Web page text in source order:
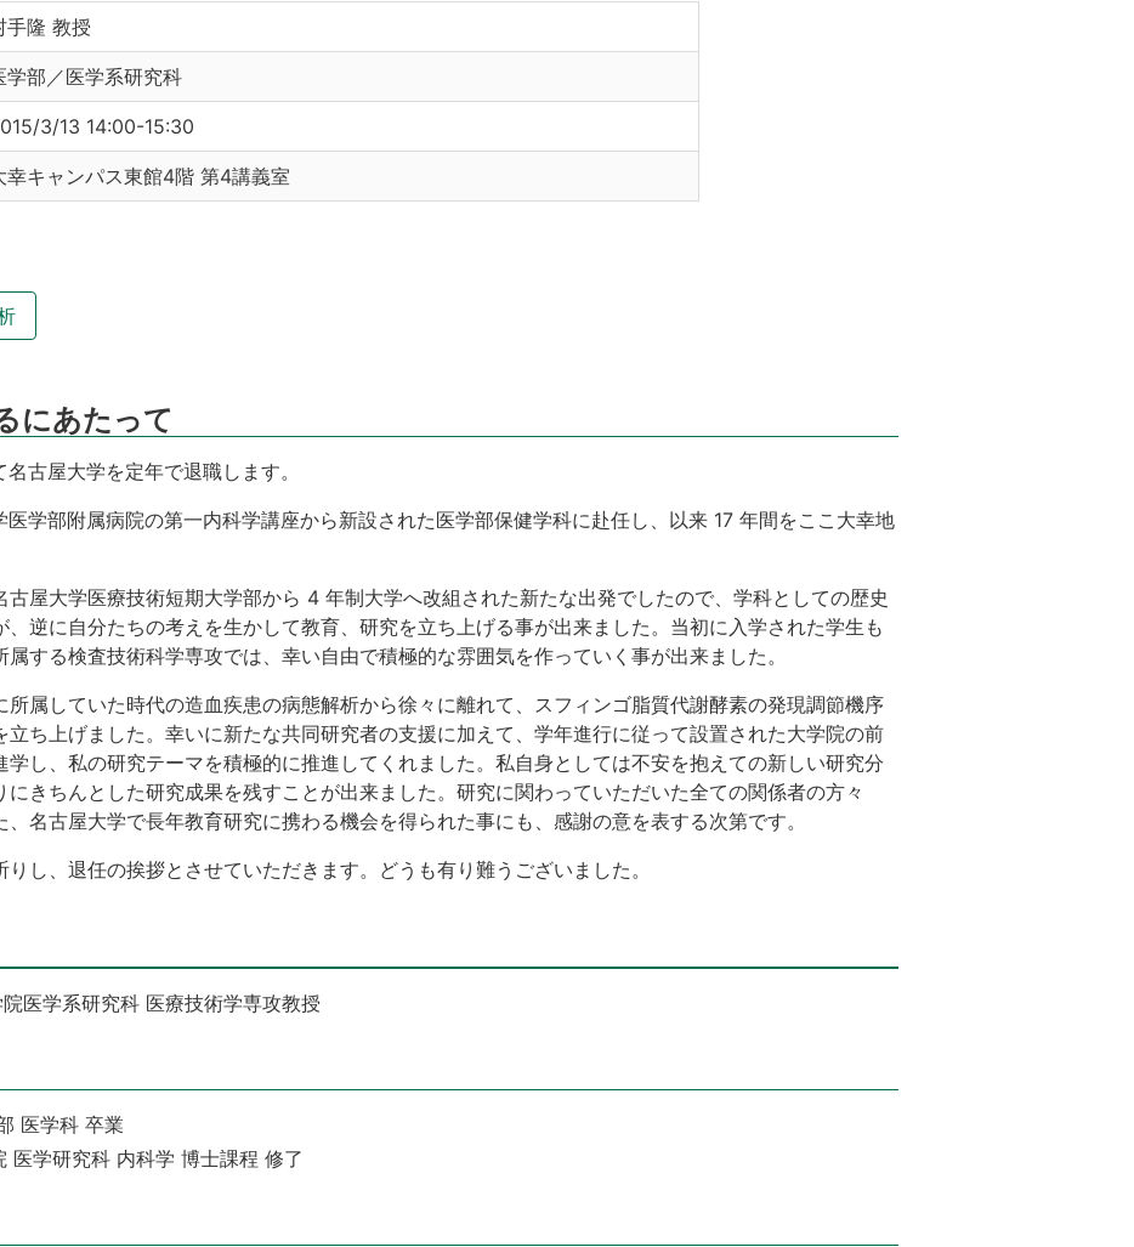
手隆 教授
学部／医学系研究科
3/13 14:00-15:30
幸キャンパス東館4階 第4講義室
にあたって
古屋大学を定年で退職します。
学部附属病院の第一内科学講座から新設された医学部保健学科に赴任し、以来 17 年間をここ大幸地
古屋大学医療技術短期大学部から 4 年制大学へ改組された新たな出発でしたので、学科としての歴史
逆に自分たちの考えを生かして教育、研究を立ち上げる事が出来ました。当初に入学された学生も
する検査技術科学専攻では、幸い自由で積極的な雰囲気を作っていく事が出来ました。
属していた時代の造血疾患の病態解析から徐々に離れて、スフィンゴ脂質代謝酵素の発現調節機序
立ち上げました。幸いに新たな共同研究者の支援に加えて、学年進行に従って設置された大学院の前
し、私の研究テーマを積極的に推進してくれました。私自身としては不安を抱えての新しい研究分
きちんとした研究成果を残すことが出来ました。研究に関わっていただいた全ての関係者の方々
名古屋大学で長年教育研究に携わる機会を得られた事にも、感謝の意を表する次第です。
し、退任の挨拶とさせていただきます。どうも有り難うございました。
医学系研究科 医療技術学専攻教授
医学科 卒業
医学研究科 内科学 博士課程 修了